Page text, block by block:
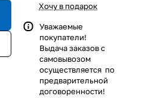
Хочу в подарок
Уважаемые
покупатели!
Выдача заказов с
самовывозом
осуществляется по
предварительной
договоренности!